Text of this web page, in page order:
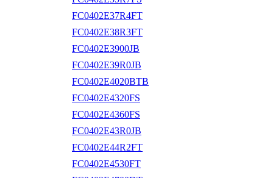
FC0402E37R4FT
FC0402E38R3FT
FC0402E3900JB
FC0402E39R0JB
FC0402E4020BTB
FC0402E4320FS
FC0402E4360FS
FC0402E43R0JB
FC0402E44R2FT
FC0402E4530FT